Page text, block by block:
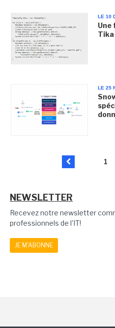
LE 10
Une
Tika
LE 25
1
NEWSLETTER
Recevez notre newsletter
professionnels de l'IT!
JE M'ABONNE